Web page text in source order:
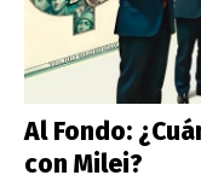
Al Fondo:
con Milei?